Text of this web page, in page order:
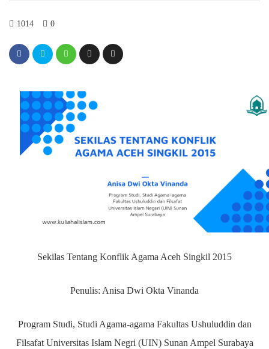
1014 0
Sekilas Tentang Konflik Agama Aceh Singkil 2015
Penulis: Anisa Dwi Okta Vinanda
Program Studi, Studi Agama-agama Fakultas Ushuluddin dan
Filsafat Universitas Islam Negri (UIN) Sunan Ampel Surabaya